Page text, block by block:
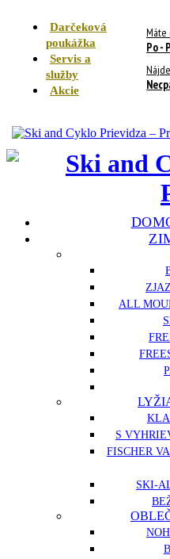
Darčeková
poukážka
Servis a
služby
Akcie
Máte
Po -
ALL
S
FISCHER
SKI-